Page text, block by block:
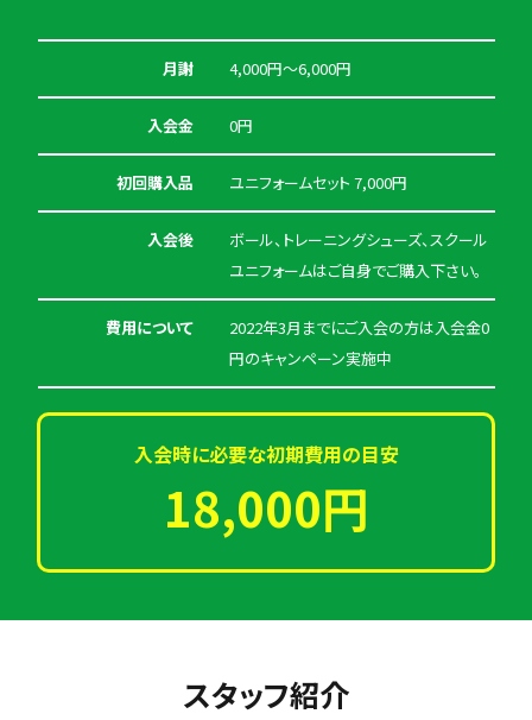
月謝 4,000円〜6,000円
入会金 0円
初回購入品 ユニフォームセット 7,000円
入会後
ボール、トレーニングシューズ、スクール
ユニフォームはご自身でご購入下さい。
費用について
2022年3月までにご入会の方は入会金0
円のキャンペーン実施中
入会時に必要な初期費用の目安
18,000円
スタッフ紹介